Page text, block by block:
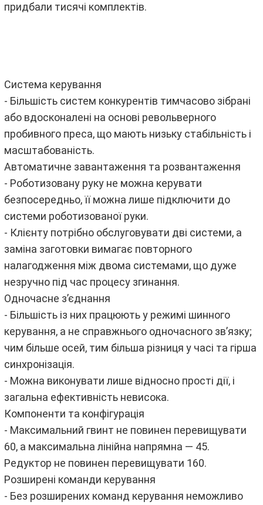
придбали тисячі комплектів.
Система керування
- Більшість систем конкурентів тимчасово зібрані
або вдосконалені на основі револьверного
пробивного преса, що мають низьку стабільність і
масштабованість.
Автоматичне завантаження та розвантаження
- Роботизовану руку не можна керувати
безпосередньо, її можна лише підключити до
системи роботизованої руки.
- Клієнту потрібно обслуговувати дві системи, а
заміна заготовки вимагає повторного
налагодження між двома системами, що дуже
незручно під час процесу згинання.
Одночасне з’єднання
- Більшість із них працюють у режимі шинного
керування, а не справжнього одночасного зв’язку;
чим більше осей, тим більша різниця у часі та гірша
синхронізація.
- Можна виконувати лише відносно прості дії, і
загальна ефективність невисока.
Компоненти та конфігурація
- Максимальний гвинт не повинен перевищувати
60, а максимальна лінійна напрямна — 45.
Редуктор не повинен перевищувати 160.
Розширені команди керування
- Без розширених команд керування неможливо